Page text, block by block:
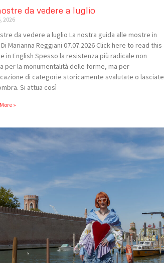
da vedere a luglio
2026
da vedere a luglio La nostra guida alle mostre in
Marianna Reggiani 07.07.2026 Click here to read this
in English Spesso la resistenza più radicale non
per la monumentalità delle forme, ma per
di categorie storicamente svalutate o lasciate
Si attua così
»